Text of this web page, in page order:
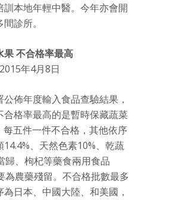
訓本地年輕中醫。今年亦會開
診所。
果 不合格率最高
2015年4月8日
公佈年度輸入食品查驗結果，
合格率最高的是暫時保藏蔬菜
每五件一件不合格，其他依序
14.4%、天然色素10%、乾蔬
歸、枸杞等藥食兩用食品
為農藥殘留。不合格批數最多
日本、中國大陸、和美國，